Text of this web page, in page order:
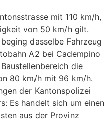
mit 110 km/h,
von 50 km/h gilt.
dasselbe Fahrzeug
A2 bei Cadempino
die
80 km/h mit 96 km/h.
der Kantonspolizei
Es handelt sich um einen
aus der Provinz